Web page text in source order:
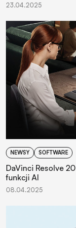
23.04.2025
NEWSY SOFTWARE
DaVinci Resolve
funkcji AI
08.04.2025